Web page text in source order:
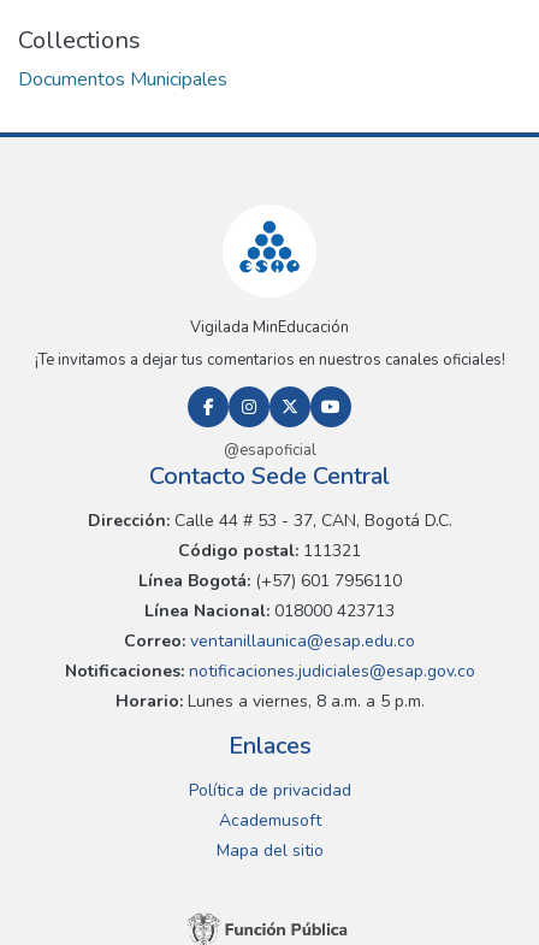
Collections
Documentos Municipales
Vigilada MinEducación
¡Te invitamos a dejar tus comentarios en nuestros canales oficiales!
@esapoficial
Contacto Sede Central
Dirección:Calle 44 # 53 - 37, CAN, Bogotá D.C.
Código postal: 111321
Línea Bogotá:(+57) 601 7956110
Línea Nacional: 018000 423713
Correo: ventanillaunica@esap.edu.co
Notificaciones:notificaciones.judiciales@esap.gov.co
Horario:Lunes a viernes, 8 a.m. a 5 p.m.
Enlaces
Política de privacidad
Academusoft
Mapa del sitio